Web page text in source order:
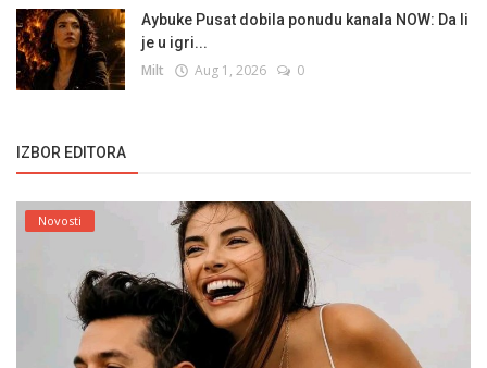
Aybuke Pusat dobila ponudu kanala NOW: Da li
je u igri...
Milt Aug 1, 2026 0
IZBOR EDITORA
Novosti